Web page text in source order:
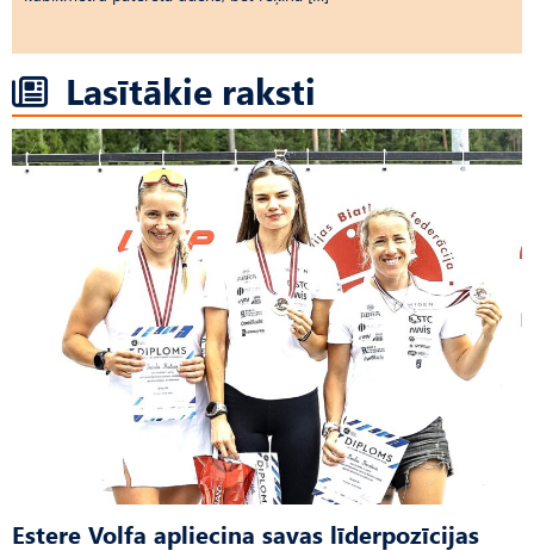
Lasītākie raksti
Estere Volfa apliecina savas līderpozīcijas